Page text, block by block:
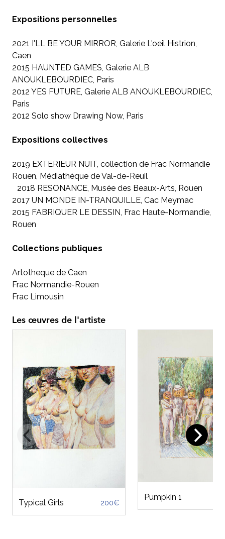
Expositions personnelles
2021 I'LL BE YOUR MIRROR, Galerie L'oeil Histrion,
Caen
2015 HAUNTED GAMES, Galerie ALB
ANOUKLEBOURDIEC, Paris
2012 YES FUTURE, Galerie ALB ANOUKLEBOURDIEC,
Paris
2012 Solo show Drawing Now, Paris
Expositions collectives
2019 EXTERIEUR NUIT, collection de Frac Normandie
Rouen, Médiathèque de Val-de-Reuil
2018 RESONANCE, Musée des Beaux-Arts, Rouen
2017 UN MONDE IN-TRANQUILLE, Cac Meymac
2015 FABRIQUER LE DESSIN, Frac Haute-Normandie,
Rouen
Collections publiques
Artotheque de Caen
Frac Normandie-Rouen
Frac Limousin
Les œuvres de l'artiste
Typical Girls 200€
Pumpkin 1